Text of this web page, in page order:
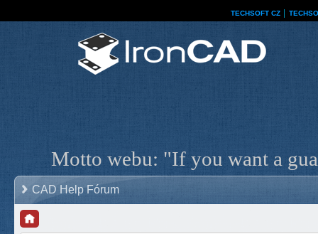
TECHSOFT CZ
Motto webu: "If you want a
CAD Help Fórum